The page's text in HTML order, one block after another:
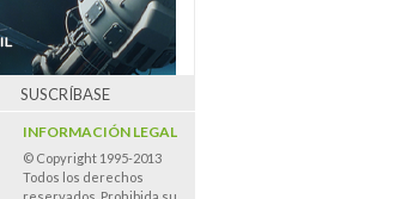
SUSCRÍBASE
INFORMACIÓN LEGAL
© Copyright 1995-2013
Todos los derechos